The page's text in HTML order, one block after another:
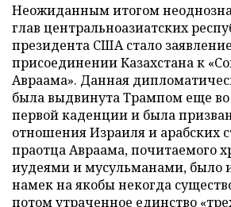
Неожиданным итогом
глав центральноазиатских
президента США стало
присоединении Казахстана к
Авраама». Данная
была выдвинута Трампом еще во
первой каденции и была
отношения Израиля и арабских
праотца Авраама, почитаемого
иудеями и мусульманами, было
намек на якобы некогда
потом утраченное единство